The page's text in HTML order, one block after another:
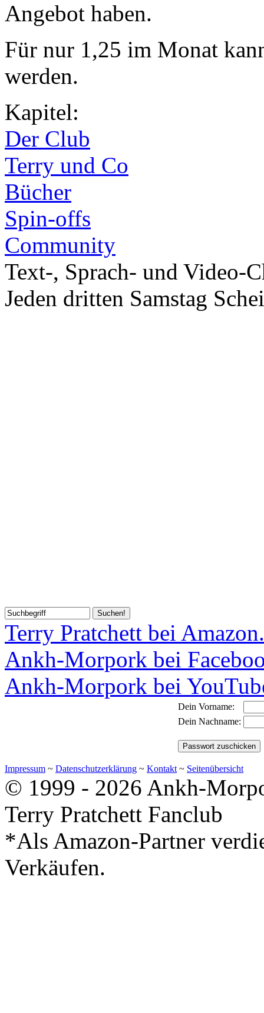
Angebot haben.
Für nur 1,25 im Monat
werden.
Kapitel:
Der Club
Terry und Co
Bücher
Spin-offs
Community
Text-, Sprach- und Video-
Jeden dritten Samstag
Terry Pratchett bei
Ankh-Morpork bei
Ankh-Morpork bei
Dein Vorname:
Dein Nachname:
Impressum ~ Datenschutzerklärung ~ Kontakt ~ Seitenübersicht
© 1999 - 2026 Ankh-
Terry Pratchett Fanclub
*Als Amazon-Partner
Verkäufen.